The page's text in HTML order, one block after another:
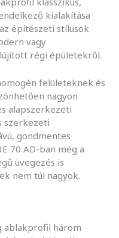
kialakítása
építészeti stílusok
vagy
régi épületekről.
felületeknek és
nagyon
alapszerkezeti
szerkezeti
gondmentes
70 AD-ban még a
üvegezés is
nem túl nagyok.
ablakprofil három